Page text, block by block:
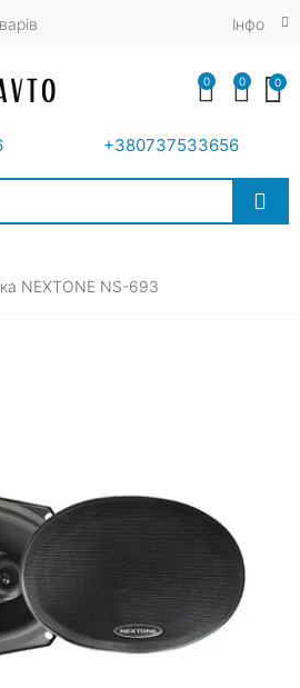
Iнфо
menu
+380737533656
0 0 0
NEXTONE NS-693